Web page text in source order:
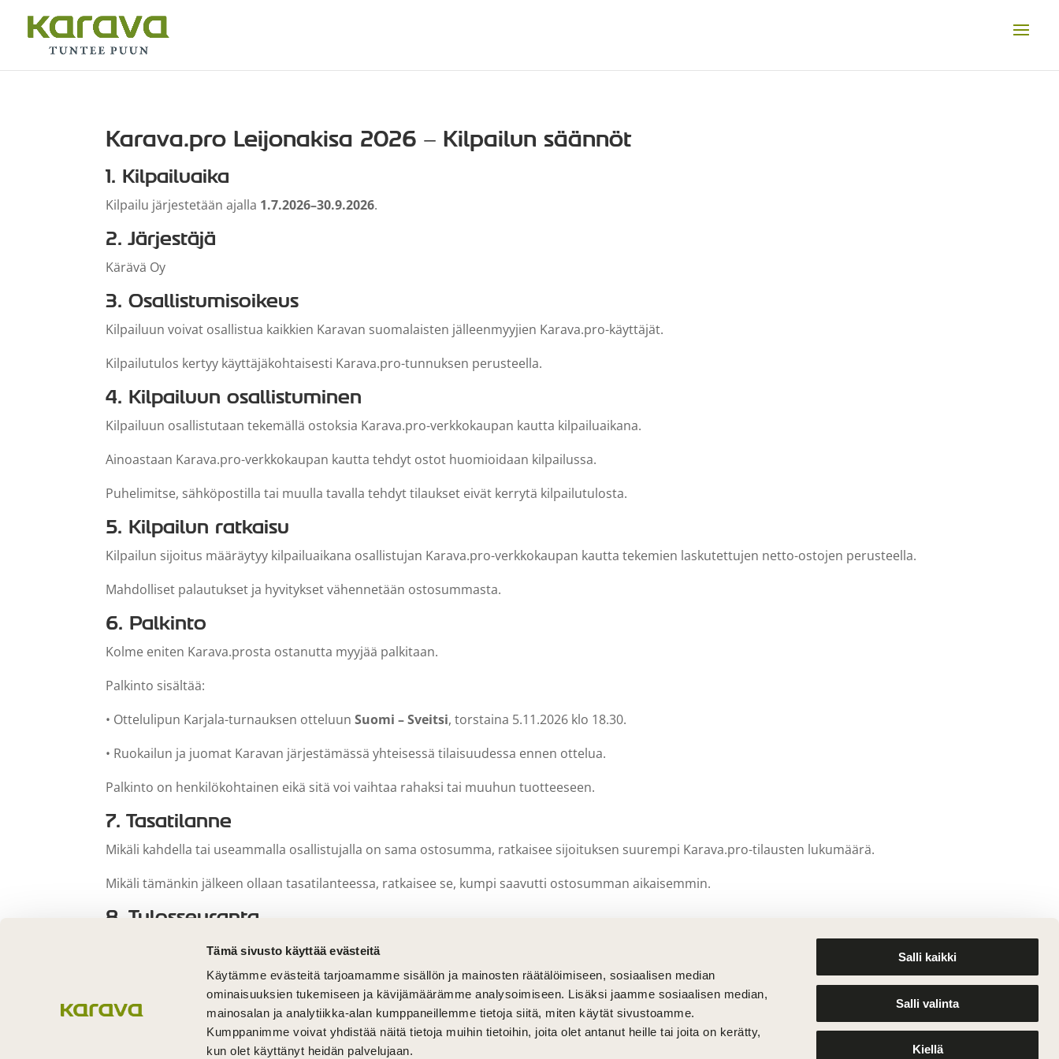
Tämä sivusto käyttää evästeitä
Käytämme evästeitä tarjoamamme sisällön ja mainosten räätälöimiseen, sosiaalisen median
ominaisuuksien tukemiseen ja kävijämäärämme analysoimiseen. Lisäksi jaamme sosiaalisen median,
mainosalan ja analytiikka-alan kumppaneillemme tietoja siitä, miten käytät sivustoamme.
Kumppanimme voivat yhdistää näitä tietoja muihin tietoihin, joita olet antanut heille tai joita on kerätty,
kun olet käyttänyt heidän palvelujaan.
Salli kaikki
Salli valinta
Kiellä
Karava.pro Leijonakisa 2026 – Kilpailun säännöt
1. Kilpailuaika
Kilpailu järjestetään ajalla 1.7.2026–30.9.2026.
2. Järjestäjä
Kärävä Oy
3. Osallistumisoikeus
Kilpailuun voivat osallistua kaikkien Karavan suomalaisten jälleenmyyjien Karava.pro-käyttäjät.
Kilpailutulos kertyy käyttäjäkohtaisesti Karava.pro-tunnuksen perusteella.
4. Kilpailuun osallistuminen
Kilpailuun osallistutaan tekemällä ostoksia Karava.pro-verkkokaupan kautta kilpailuaikana.
Ainoastaan Karava.pro-verkkokaupan kautta tehdyt ostot huomioidaan kilpailussa.
Puhelimitse, sähköpostilla tai muulla tavalla tehdyt tilaukset eivät kerrytä kilpailutulosta.
5. Kilpailun ratkaisu
Kilpailun sijoitus määräytyy kilpailuaikana osallistujan Karava.pro-verkkokaupan kautta tekemien laskutettujen netto-ostojen perusteella.
Mahdolliset palautukset ja hyvitykset vähennetään ostosummasta.
6. Palkinto
Kolme eniten Karava.prosta ostanutta myyjää palkitaan.
Palkinto sisältää:
• Ottelulipun Karjala-turnauksen otteluunSuomi – Sveitsi, torstaina 5.11.2026 klo 18.30.
• Ruokailun ja juomat Karavan järjestämässä yhteisessä tilaisuudessa ennen ottelua.
Palkinto on henkilökohtainen eikä sitä voi vaihtaa rahaksi tai muuhun tuotteeseen.
7. Tasatilanne
Mikäli kahdella tai useammalla osallistujalla on sama ostosumma, ratkaisee sijoituksen suurempi Karava.pro-tilausten lukumäärä.
Mikäli tämänkin jälkeen ollaan tasatilanteessa, ratkaisee se, kumpi saavutti ostosumman aikaisemmin.
8. Tulosseuranta
Kilpailun etenemistä seurataan Karava.pro-uutiskirjeissä kilpailun aikana.
Uutiskirjeissä julkaistaan TOP10-listaus, jossa esitetään osallistujien nimet sijoitusjärjestyksessä.
9. Muut ehdot
Kärävä Oy pidättää oikeuden tarkentaa kilpailun sääntöjä sekä ratkaista mahdolliset tulkintatilanteet.